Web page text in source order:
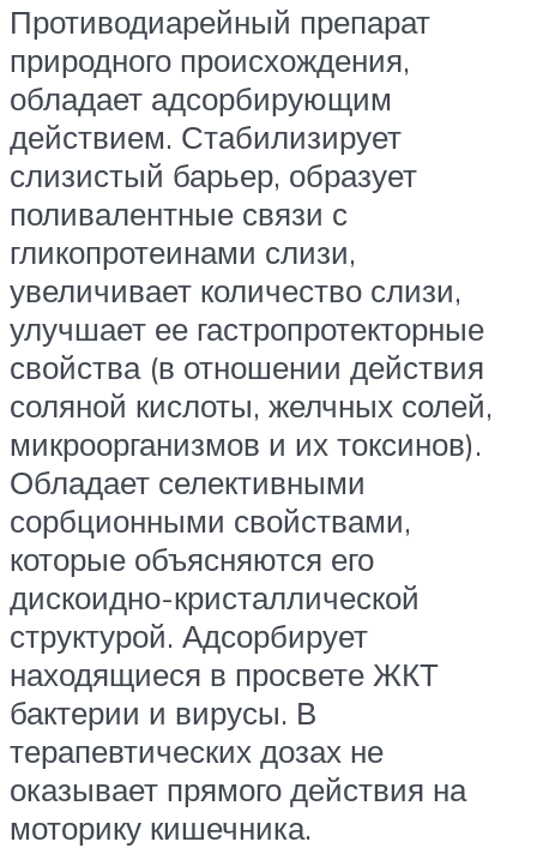
Противодиарейный препарат
природного происхождения,
обладает адсорбирующим
действием. Стабилизирует
слизистый барьер, образует
поливалентные связи с
гликопротеинами слизи,
увеличивает количество слизи,
улучшает ее гастропротекторные
свойства (в отношении действия
соляной кислоты, желчных солей,
микроорганизмов и их токсинов).
Обладает селективными
сорбционными свойствами,
которые объясняются его
дискоидно-кристаллической
структурой. Адсорбирует
находящиеся в просвете ЖКТ
бактерии и вирусы. В
терапевтических дозах не
оказывает прямого действия на
моторику кишечника.